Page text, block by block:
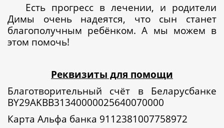
Есть прогресс в лечении, и родители
Димы очень надеятся, что сын станет
благополучным ребёнком. А мы можем в
этом помочь!
Реквизиты для помощи
Благотворительный счёт в Беларусбанке
BY29AKBB31340000025640070000
Карта Альфа банка 9112381007758972